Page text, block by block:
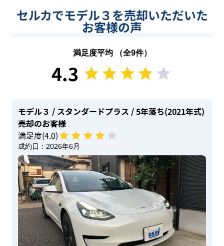
セルカでモデル３を売却いただいた
お客様の声
満足度平均 （全9件）
4.3
モデル３ / スタンダードプラス / 5年落ち(2021年式)
売却のお客様
満足度(4.0)
成約日： 2026年6月